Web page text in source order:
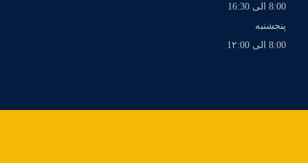
8:00 الی 16:30
پنجشنبه
8:00 الی 1۲:00